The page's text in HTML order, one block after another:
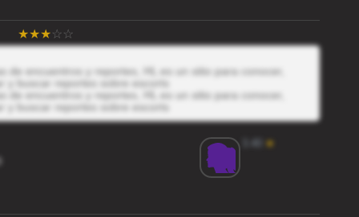
de encuentros y reportes, HL es un sitio para conocer,
buscar reportes sobre escorts
de encuentros y reportes, HL es un sitio para conocer,
buscar reportes sobre escorts
★